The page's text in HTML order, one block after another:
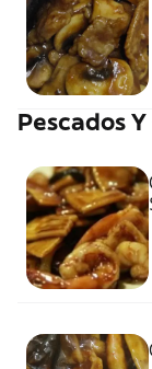
Pescados